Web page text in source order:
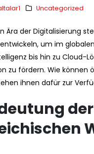
Uncategorized
Ära der Digitalisierung
um im
bis hin zu Cloud-
zu fördern. Wie können
ihnen dafür zur